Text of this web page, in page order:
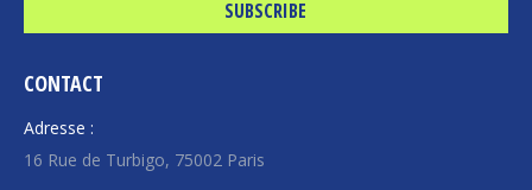
CONTACT
Adresse :
16 Rue de Turbigo, 75002 Paris